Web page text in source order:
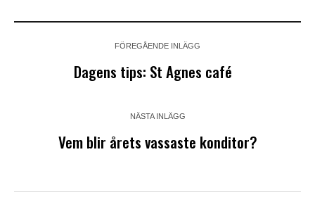
FÖREGÅENDE INLÄGG
Dagens tips: St Agnes café
NÄSTA INLÄGG
Vem blir årets vassaste konditor?